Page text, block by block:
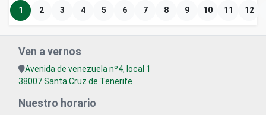
1 2 3 4 5 6 7 8 9 10 11 12
Ven a vernos
Avenida de venezuela nº4, local 1
38007 Santa Cruz de Tenerife
Nuestro horario